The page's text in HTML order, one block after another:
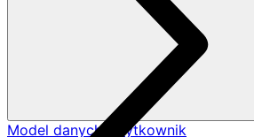
Model danych Użytkownik